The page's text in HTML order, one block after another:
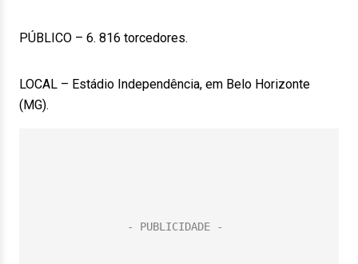
PÚBLICO – 6. 816 torcedores.
LOCAL – Estádio Independência, em Belo Horizonte
(MG).